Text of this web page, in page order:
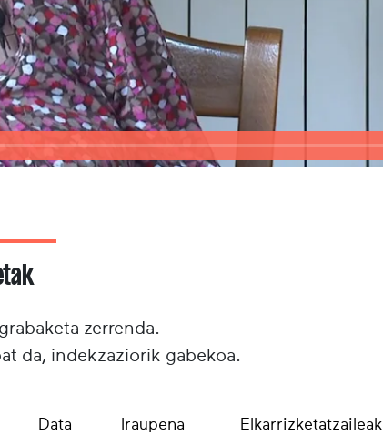
zerrenda.
da, indekzaziorik gabekoa.
Data Iraupena Elkarrizketatzaileak